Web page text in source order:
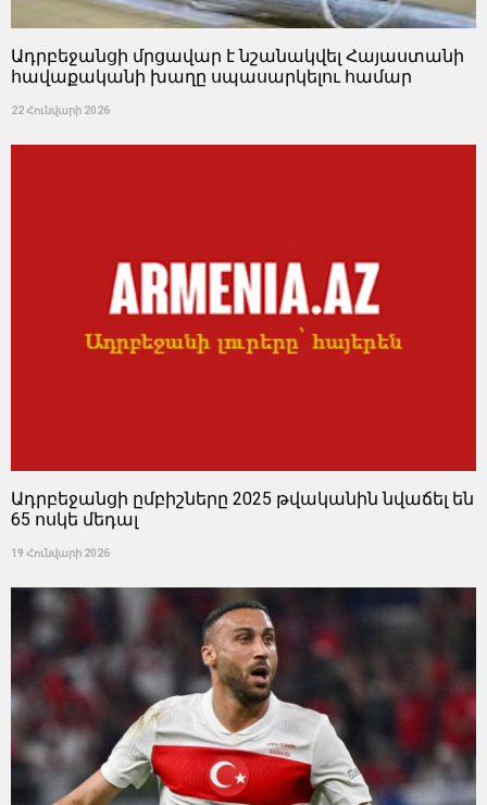
Ադրբեջանցի մրցավար է նշանակվել Հայաստանի
հավաքականի խաղը սպասարկելու համար
22 Հունվարի 2026
Ադրբեջանցի ըմբիշները 2025 թվականին նվաճել են
65 ոսկե մեդալ
19 Հունվարի 2026